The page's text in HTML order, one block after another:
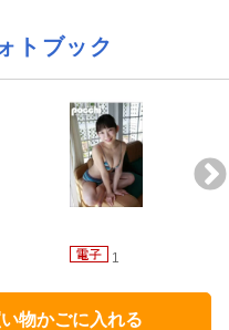
トブック
1
物かごに入れる